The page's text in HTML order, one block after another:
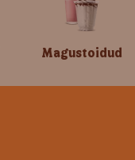
Magustoidud